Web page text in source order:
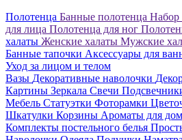
Полотенца Банные полотенца Набор
для лица Полотенца для ног
халаты Женские халаты Мужские
Банные тапочки Аксессуары для
Уход за лицом и телом
Вазы Декоративные наволочки
Картины Зеркала Свечи
Мебель Статуэтки Фоторамки
Шкатулки Корзины Ароматы для
Комплекты постельного белья